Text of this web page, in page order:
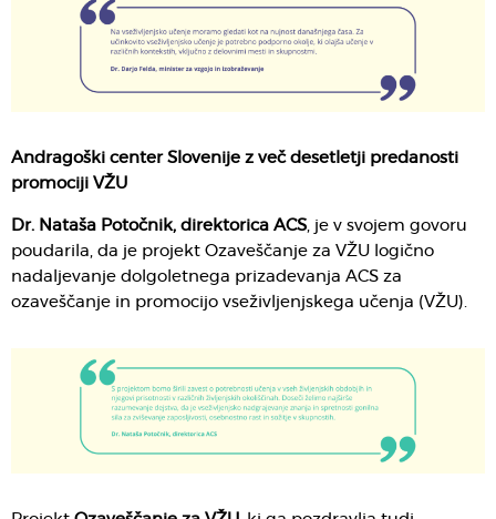
Andragoški center Slovenije z več desetletji predanosti
promociji VŽU
Dr. Nataša Potočnik, direktorica ACS, je v svojem govoru
poudarila, da je projekt Ozaveščanje za VŽU logično
nadaljevanje dolgoletnega prizadevanja ACS za
ozaveščanje in promocijo vseživljenjskega učenja (VŽU).